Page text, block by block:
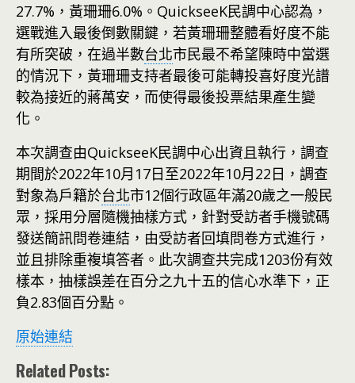
27.7%，黃珊珊6.0%。QuickseeK民調中心認為，
選戰進入最後倒數關鍵，若黃珊珊整體看好度不能
有所突破，在過半數台北市民最不希望陳時中當選
的情況下，黃珊珊支持者最後可能轉投喜好度光譜
較為接近的蔣萬安，而使得最後投票結果產生變
化。
本次調查由QuickseeK民調中心出資且執行，調查
期間於2022年10月17日至2022年10月22日，調查
對象為戶籍於台北市12個行政區年滿20歲之一般民
眾，採用分層隨機抽樣方式，針對受訪者手機號碼
發送簡訊問卷連結，由受訪者回填問卷方式進行，
並且排除重複填答者。此次調查共完成1203份有效
樣本，抽樣誤差在百分之九十五的信心水準下，正
負2.83個百分點。
原始連結
Related Posts: